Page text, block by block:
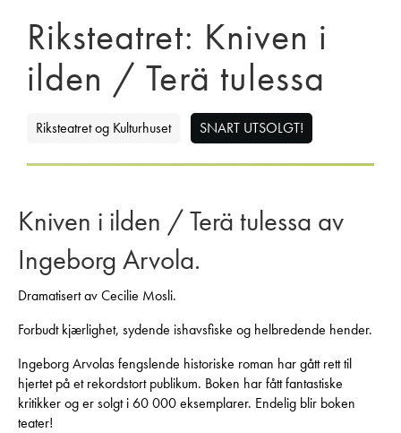
Riksteatret: Kniven i
ilden / Terä tulessa
Riksteatret og Kulturhuset SNART UTSOLGT!
Kniven i ilden / Terä tulessa av
Ingeborg Arvola.
Dramatisert av Cecilie Mosli.
Forbudt kjærlighet, sydende ishavsfiske og helbredende hender.
Ingeborg Arvolas fengslende historiske roman har gått rett til
hjertet på et rekordstort publikum. Boken har fått fantastiske
kritikker og er solgt i 60 000 eksemplarer. Endelig blir boken
teater!